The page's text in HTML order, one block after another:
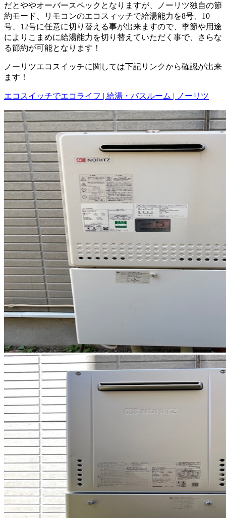
だとややオーバースペックとなりますが、ノーリツ独自の節
約モード、リモコンのエコスィッチで給湯能力を8号、10
号、12号に任意に切り替える事が出来ますので、季節や用途
によりこまめに給湯能力を切り替えていただく事で、さらな
る節約が可能となります！
ノーリツエコスイッチに関しては下記リンクから確認が出来
ます！
エコスイッチでエコライフ | 給湯・バスルーム | ノーリツ